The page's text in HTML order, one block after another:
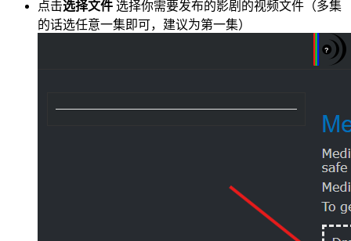
点击选择文件 选择你需要发布的影剧的视频文件（多集
的话选任意一集即可，建议为第一集）